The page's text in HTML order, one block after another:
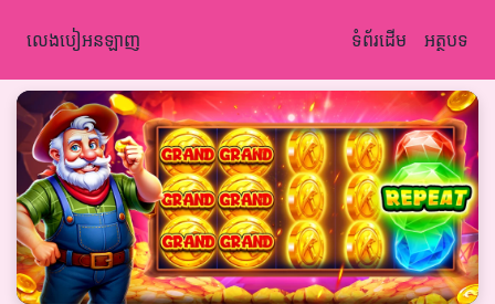
លេងបៀអនឡាញ ទំព័រដើម អត្ថបទ